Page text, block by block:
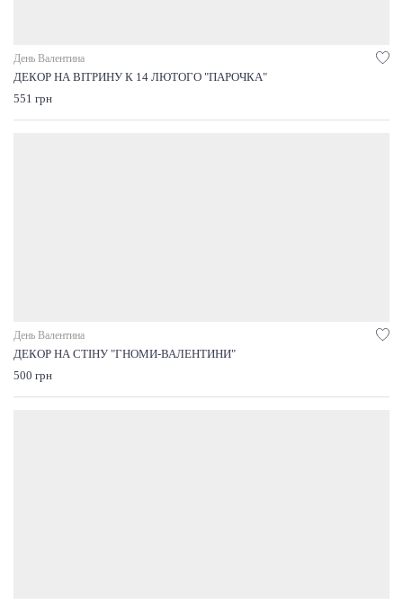
День Валентина
ДЕКОР НА ВІТРИНУ К 14 ЛЮТОГО "ПАРОЧКА"
551 грн
День Валентина
ДЕКОР НА СТІНУ "ГНОМИ-ВАЛЕНТИНИ"
500 грн